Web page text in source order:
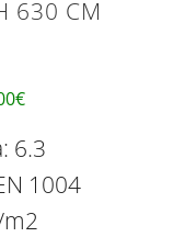
630 CM
€
6.3
1004
m2